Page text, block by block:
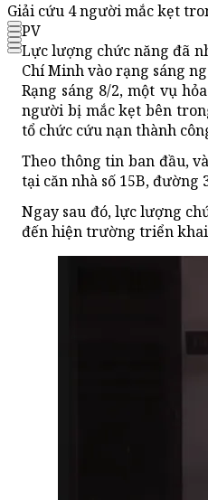
Giải cứu 4 người mắc kẹt
PV
Lực lượng chức năng đã
Chí Minh vào rạng sáng
Rạng sáng 8/2, một vụ
người bị mắc kẹt bên
tổ chức cứu nạn thành
Theo thông tin ban đầu,
tại căn nhà số 15B, đường
Ngay sau đó, lực lượng
đến hiện trường triển khai